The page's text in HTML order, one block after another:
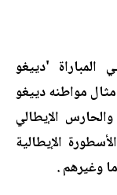
'دييغو
مواطنه دييغو
الإيطالي
الإيطالية
وغيرهم.